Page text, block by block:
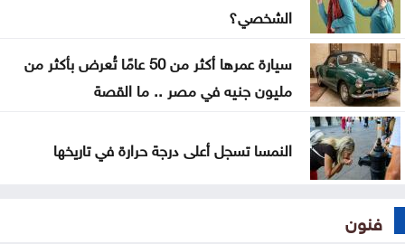
تصاريح عمل السوريين بالأردن تتراجع خلال النصف الأول
من العام
الشخصي؟
سيارة عمرها أكثر من 50 عامًا تُعرض بأكثر من
مليون جنيه في مصر .. ما القصة
النمسا تسجل أعلى درجة حرارة في تاريخها
فنون